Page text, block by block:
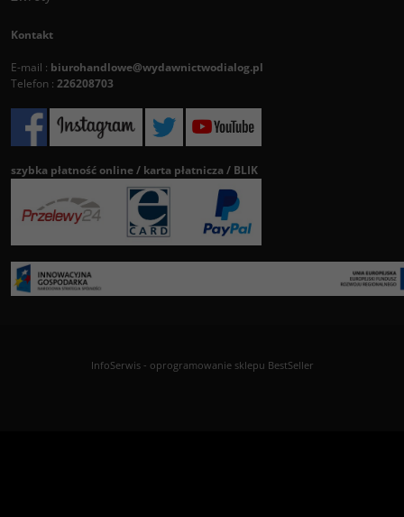
Kontakt
E-mail : biurohandlowe@wydawnictwodialog.pl
Telefon : 226208703
szybka płatność online / karta płatnicza / BLIK
InfoSerwis- oprogramowanie sklepu BestSeller